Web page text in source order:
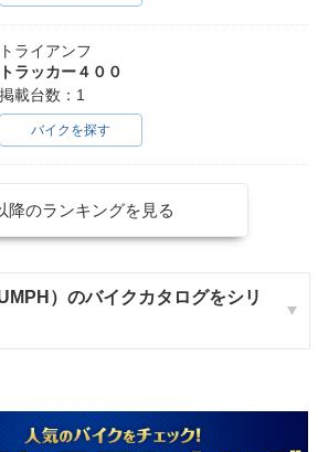
トライアンフ
トラッカー４００
掲載台数：1
バイクを探す
降のランキングを見る
）のバイクカタログをシリ